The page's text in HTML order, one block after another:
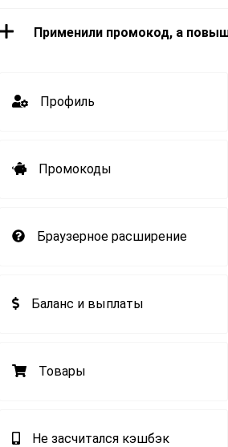
Применили промокод, а
Профиль
Промокоды
Браузерное расширение
Баланс и выплаты
Товары
Не засчитался кэшбэк